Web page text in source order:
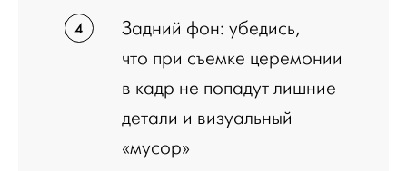
Задний фон: убедись,
что при съемке церемонии
в кадр не попадут лишние
детали и визуальный
«мусор»